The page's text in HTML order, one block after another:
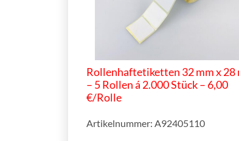
Rollenhaftetiketten 32 mm x 28
– 5 Rollen á 2.000 Stück – 6,00
€/Rolle
Artikelnummer: A92405110